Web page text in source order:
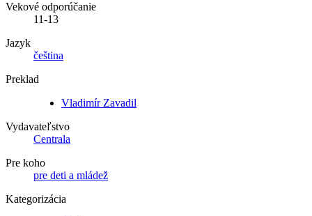
Vekové odporúčanie
11-13
Jazyk
čeština
Preklad
Vladimír Zavadil
Vydavateľstvo
Centrala
Pre koho
pre deti a mládež
Kategorizácia